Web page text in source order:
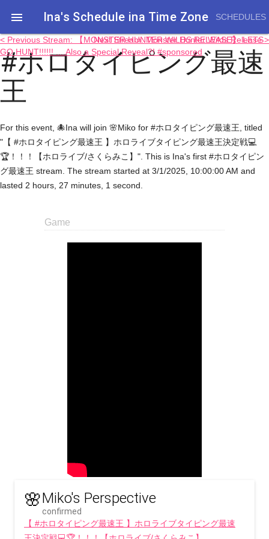
 Ina's Schedule in​a Time Zone SCHEDULES
#ホロタイピング最速
王
< Previous Stream: 【MONSTER HUNTER WILDS RELEASE】 LETS
GO HUNT!!!!!! ....Also a Special Reveal?! #sponsored
Next Stream: Monster Hunter Wilds Release >
For this event, 🐙Ina will join 🌸Miko for #ホロタイピング最速王, titled
"【 #ホロタイピング最速王 】ホロライブタイピング最速王決定戦💻
🏆！！！【ホロライブ/さくらみこ】". This is Ina's first #ホロタイピン
グ最速王 stream. The stream started at 3/1/2025, 10:00:00 AM and
lasted 2 hours, 27 minutes, 1 second.
Game
🌸Miko's Perspective
confirmed
【 #ホロタイピング最速王 】ホロライブタイピング最速